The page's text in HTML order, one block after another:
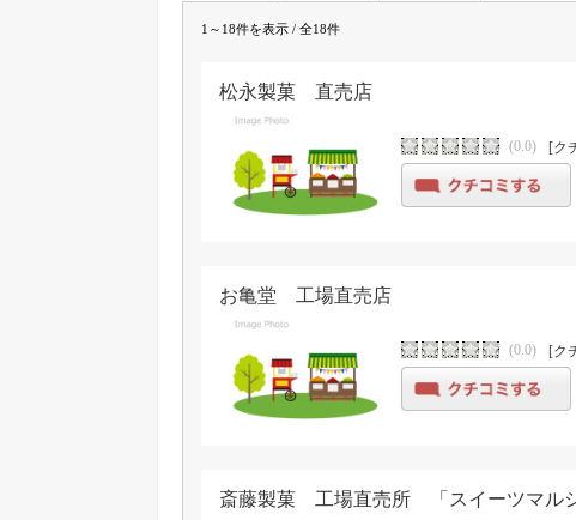
1～18件を表示 / 全18件
松永製菓 直売店
(0.0) [ク
お亀堂 工場直売店
(0.0) [ク
斎藤製菓 工場直売所 「スイーツマル